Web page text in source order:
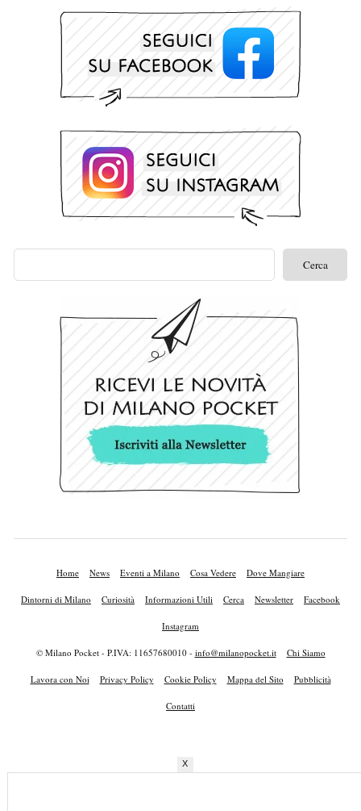
Home News Eventi a Milano Cosa Vedere Dove Mangiare
Dintorni di Milano Curiosità Informazioni Utili Cerca Newsletter Facebook
Instagram
© Milano Pocket - P.IVA: 11657680010 - info@milanopocket.it Chi Siamo
Lavora con Noi Privacy Policy Cookie Policy Mappa del Sito Pubblicità
Contatti
X